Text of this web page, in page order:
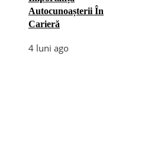
Autocunoașterii În
Carieră
4 luni ago